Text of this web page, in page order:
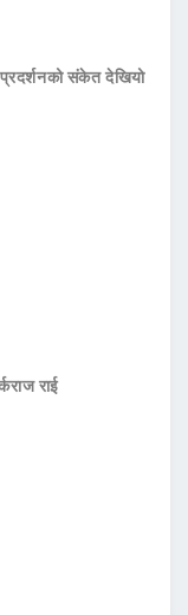
प्रदर्शनको संकेत देखियो
राई